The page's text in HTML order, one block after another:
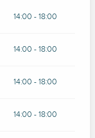
14:00 - 18:00
14:00 - 18:00
14:00 - 18:00
14:00 - 18:00